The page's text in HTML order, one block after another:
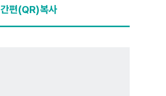
간편(QR)복사